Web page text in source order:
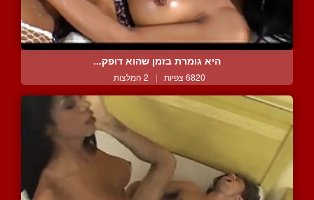
היא גומרת בזמן שהוא דופק...
6820 צפיות | 2 המלצות